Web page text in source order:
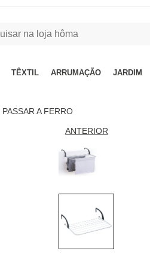
TÊXTIL ARRUMAÇÃO JARDIM
A FERRO
ANTERIOR